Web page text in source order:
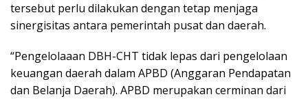
tersebut perlu dilakukan dengan tetap menjaga
sinergisitas antara pemerintah pusat dan daerah.
“Pengelolaaan DBH-CHT tidak lepas dari pengelolaan
keuangan daerah dalam APBD (Anggaran Pendapatan
dan Belanja Daerah). APBD merupakan cerminan dari